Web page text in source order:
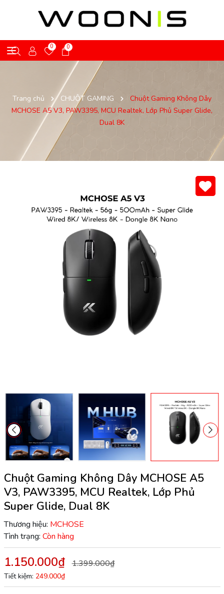
0 0
Trang chủ CHUỘT GAMING
Chuột Gaming Không Dây
MCHOSE A5 V3, PAW3395, MCU Realtek, Lớp Phủ Super Glide,
Dual 8K
Chuột Gaming Không Dây MCHOSE A5
V3, PAW3395, MCU Realtek, Lớp Phủ
Super Glide, Dual 8K
Thương hiệu: MCHOSE
Tình trạng: Còn hàng
1.150.000₫ 1.399.000₫
Tiết kiệm: 249.000₫